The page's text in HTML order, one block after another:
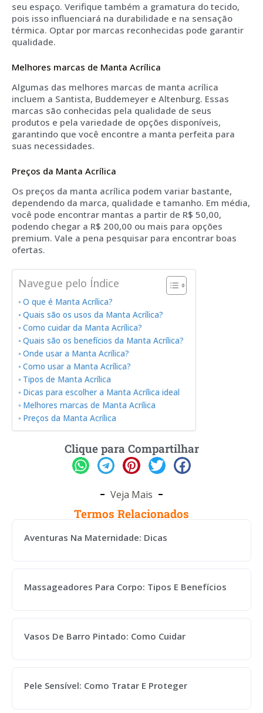
seu espaço. Verifique também a gramatura do tecido,
pois isso influenciará na durabilidade e na sensação
térmica. Optar por marcas reconhecidas pode garantir
qualidade.
Melhores marcas de Manta Acrílica
Algumas das melhores marcas de manta acrílica
incluem a Santista, Buddemeyer e Altenburg. Essas
marcas são conhecidas pela qualidade de seus
produtos e pela variedade de opções disponíveis,
garantindo que você encontre a manta perfeita para
suas necessidades.
Preços da Manta Acrílica
Os preços da manta acrílica podem variar bastante,
dependendo da marca, qualidade e tamanho. Em média,
você pode encontrar mantas a partir de R$ 50,00,
podendo chegar a R$ 200,00 ou mais para opções
premium. Vale a pena pesquisar para encontrar boas
ofertas.
Navegue pelo Índice
O que é Manta Acrílica?
Quais são os usos da Manta Acrílica?
Como cuidar da Manta Acrílica?
Quais são os benefícios da Manta Acrílica?
Onde usar a Manta Acrílica?
Como usar a Manta Acrílica?
Tipos de Manta Acrílica
Dicas para escolher a Manta Acrílica ideal
Melhores marcas de Manta Acrílica
Preços da Manta Acrílica
Clique para Compartilhar
Veja Mais
Termos Relacionados
Aventuras Na Maternidade: Dicas
Massageadores Para Corpo: Tipos E Benefícios
Vasos De Barro Pintado: Como Cuidar
Pele Sensível: Como Tratar E Proteger